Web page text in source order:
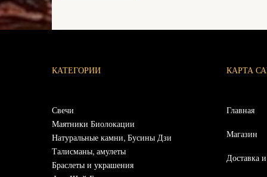
КАТЕГОРИИ
Свечи
Маятники Биолокации
Натуральные камни, Бусины Дзи
Талисманы, амулеты
Браслеты и украшения
КАРТА
Главная
Магазин
Доставка